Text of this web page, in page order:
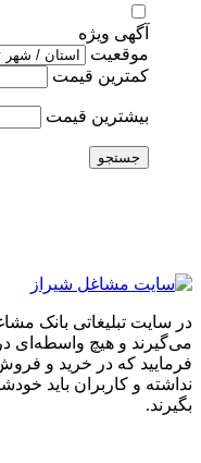
آگهی ویژه
موقعیت
کمترین قیمت
بیشترین قیمت
جستجو
در سایت تبلیغاتی بانک
می‌گیرند و هیچ واسطه‌ای
فرمایید که در خرید و
نداشته و کاربران باید
بگیرند.